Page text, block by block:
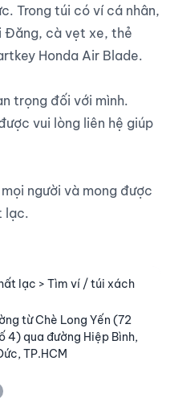
Trong túi có ví cá nhân,
Đăng, cà vẹt xe, thẻ
Honda Air Blade.
trọng đối với mình.
vui lòng liên hệ giúp
người và mong được
lạc.
lạc > Tìm ví / túi xách
từ Chè Long Yến (72
4) qua đường Hiệp Bình,
TP.HCM